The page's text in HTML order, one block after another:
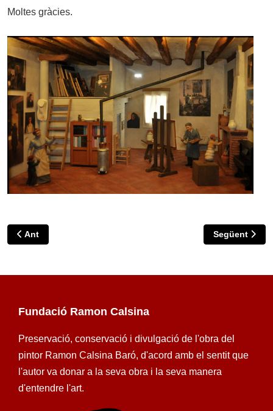
Moltes gràcies.
Article anterior: Parlament inaugural exposició "Oh,
Ant Article
Següent
Fundació Ramon Calsina
Preservació, conservació i divulgació de l'obra del
pintor Ramon Calsina Baró, d'acord amb el sentit que
l'autor va donar a la seva obra i la seva manera
d'entendre l'art.